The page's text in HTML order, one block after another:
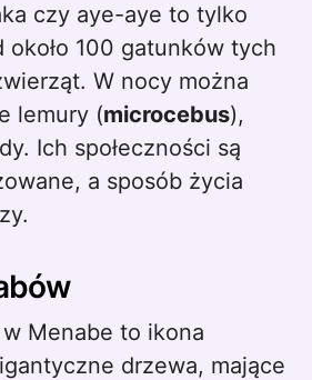
czy aye-aye to tylko
około 100 gatunków tych
W nocy można
lemury (microcebus),
Ich społeczności są
a sposób życia
Menabe to ikona
drzewa, mające